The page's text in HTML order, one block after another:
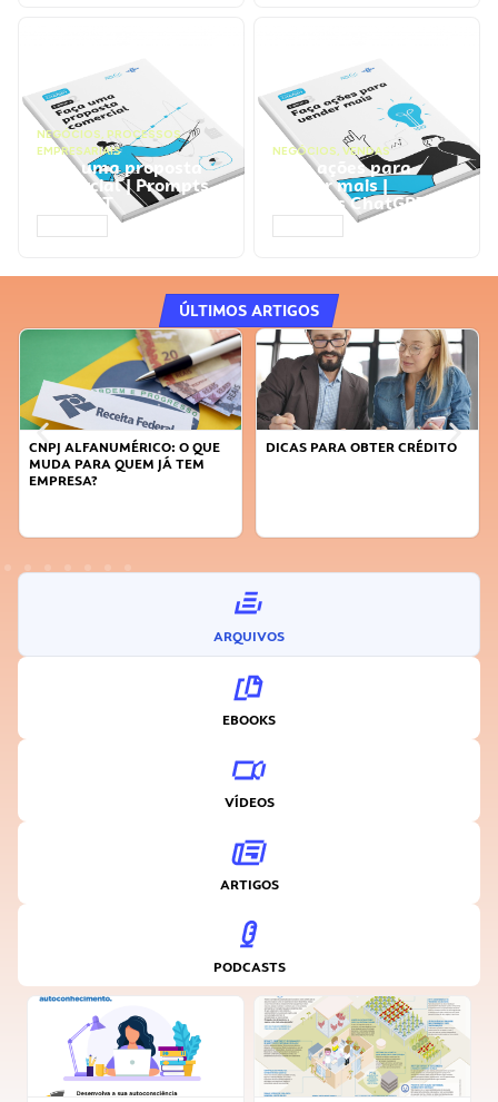
NEGÓCIOS, PROCESSOS
EMPRESARIAIS
Faça uma proposta
comercial | Prompts
ChatGPT
NEGÓCIOS, VENDAS
Faça ações para
vender mais |
Prompts ChatGPT
ÚLTIMOS ARTIGOS
CNPJ ALFANUMÉRICO: O QUE
MUDA PARA QUEM JÁ TEM
EMPRESA?
DICAS PARA OBTER CRÉDITO
ARQUIVOS
EBOOKS
VÍDEOS
ARTIGOS
PODCASTS